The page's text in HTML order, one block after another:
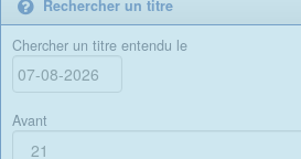
Rechercher un titre
Chercher un titre entendu le
Avant